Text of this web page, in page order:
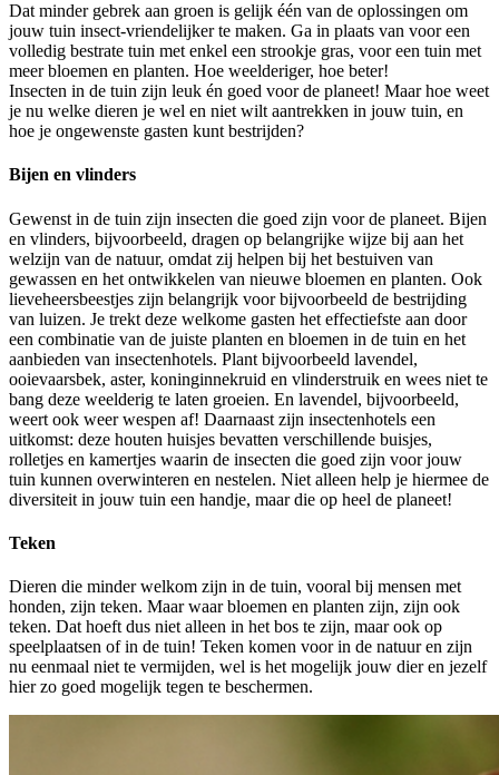
Dat minder gebrek aan groen is gelijk één van de oplossingen om
jouw tuin insect-vriendelijker te maken. Ga in plaats van voor een
volledig bestrate tuin met enkel een strookje gras, voor een tuin met
meer bloemen en planten. Hoe weelderiger, hoe beter!
Insecten in de tuin zijn leuk én goed voor de planeet! Maar hoe weet
je nu welke dieren je wel en niet wilt aantrekken in jouw tuin, en
hoe je ongewenste gasten kunt bestrijden?
Bijen en vlinders
Gewenst in de tuin zijn insecten die goed zijn voor de planeet. Bijen
en vlinders, bijvoorbeeld, dragen op belangrijke wijze bij aan het
welzijn van de natuur, omdat zij helpen bij het bestuiven van
gewassen en het ontwikkelen van nieuwe bloemen en planten. Ook
lieveheersbeestjes zijn belangrijk voor bijvoorbeeld de bestrijding
van luizen. Je trekt deze welkome gasten het effectiefste aan door
een combinatie van de juiste planten en bloemen in de tuin en het
aanbieden van insectenhotels. Plant bijvoorbeeld lavendel,
ooievaarsbek, aster, koninginnekruid en vlinderstruik en wees niet te
bang deze weelderig te laten groeien. En lavendel, bijvoorbeeld,
weert ook weer wespen af! Daarnaast zijn insectenhotels een
uitkomst: deze houten huisjes bevatten verschillende buisjes,
rolletjes en kamertjes waarin de insecten die goed zijn voor jouw
tuin kunnen overwinteren en nestelen. Niet alleen help je hiermee de
diversiteit in jouw tuin een handje, maar die op heel de planeet!
Teken
Dieren die minder welkom zijn in de tuin, vooral bij mensen met
honden, zijn teken. Maar waar bloemen en planten zijn, zijn ook
teken. Dat hoeft dus niet alleen in het bos te zijn, maar ook op
speelplaatsen of in de tuin! Teken komen voor in de natuur en zijn
nu eenmaal niet te vermijden, wel is het mogelijk jouw dier en jezelf
hier zo goed mogelijk tegen te beschermen.